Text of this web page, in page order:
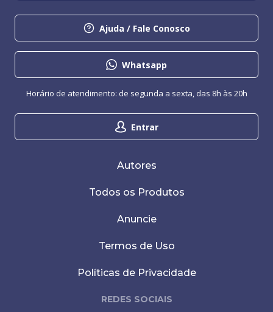
Ajuda / Fale Conosco
Whatsapp
Entrar
Horário de atendimento: de segunda a sexta, das 8h às 20h
Autores
Todos os Produtos
Anuncie
Termos de Uso
Políticas de Privacidade
REDES SOCIAIS